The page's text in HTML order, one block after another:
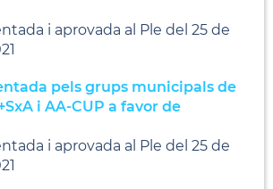
i aprovada al Ple del 25 de
pels grups municipals de
i AA-CUP a favor de
i aprovada al Ple del 25 de